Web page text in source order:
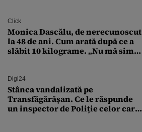
Click
Monica Dascălu, de nerecunoscut
la 48 de ani. Cum arată după ce a
slăbit 10 kilograme. „Nu mă simt
Digi24
Stânca vandalizată pe
Transfăgărășan. Ce le răspunde
un inspector de Poliție celor care